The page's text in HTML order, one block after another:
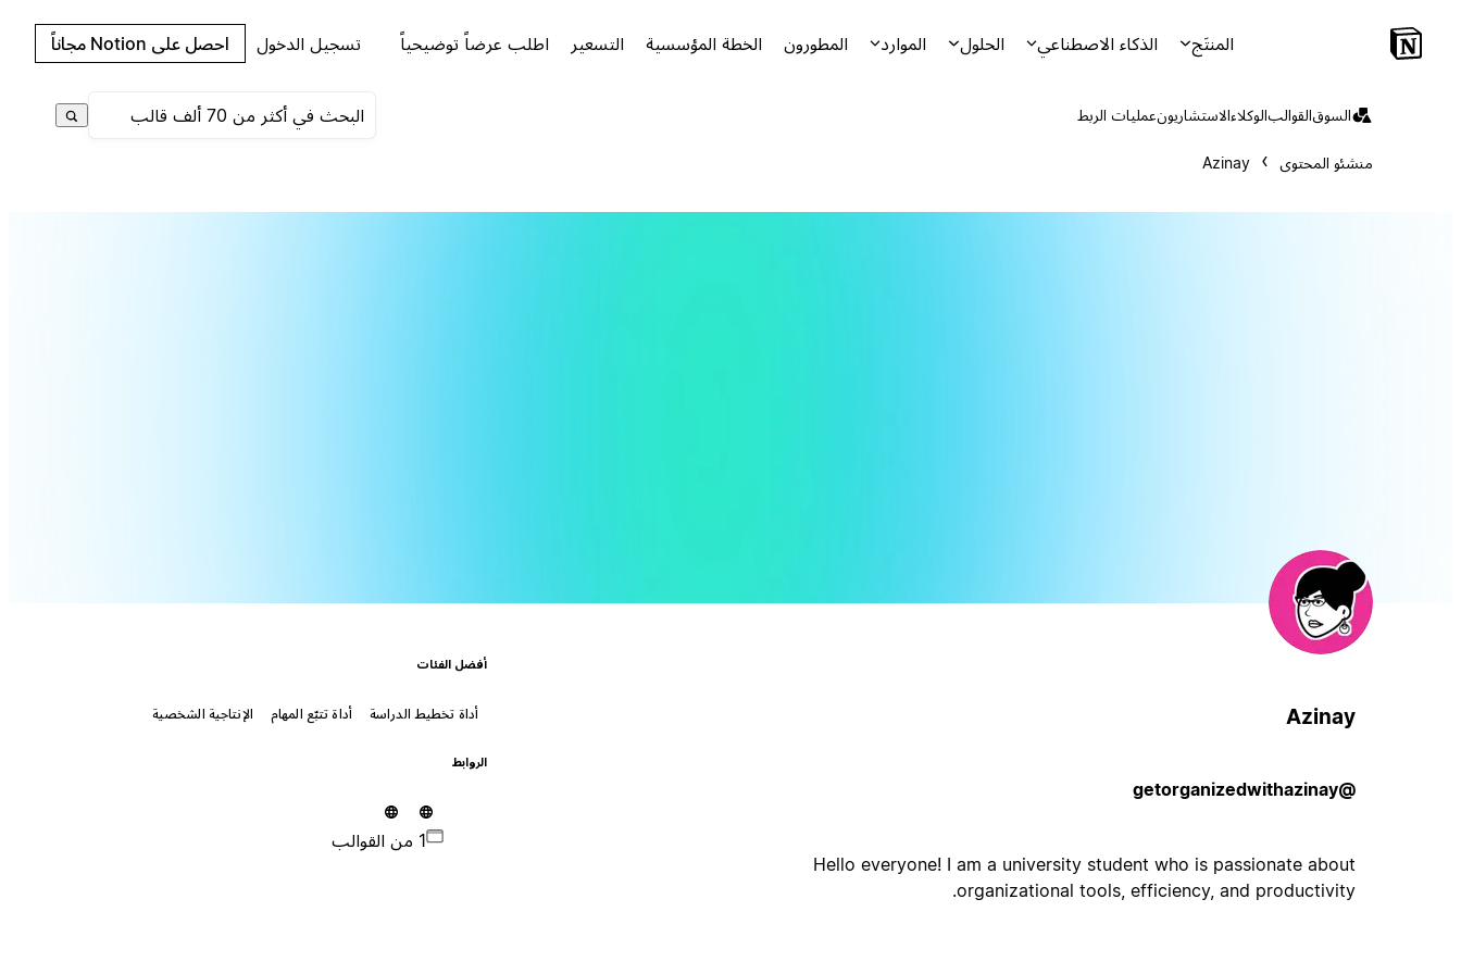
المنتَج الذكاء الاصطناعي الحلول الموارد المطورون الخطة المؤسسية التسعير اطلب عرضاً توضيحياً تسجيل الدخول احصل على Notion مجاناً
السوقالقوالبالوكلاءالاستشاريونعمليات الربط
منشئو المحتوى Azinay
Azinay
@getorganizedwithazinay
Hello everyone! I am a university student who is passionate about
organizational tools, efficiency, and productivity.
أفضل الفئات
أداة تخطيط الدراسة أداة تتبّع المهام الإنتاجية الشخصية
الروابط
1 من القوالب